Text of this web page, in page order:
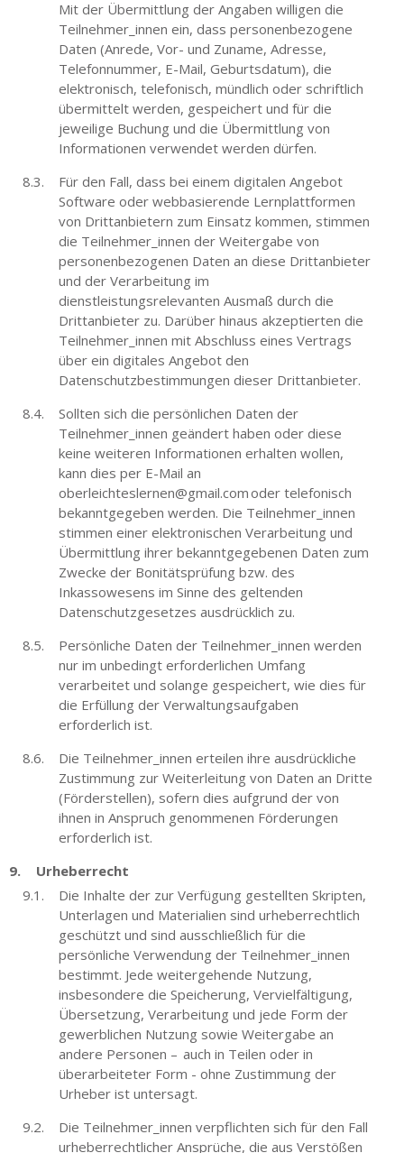
Mit der Übermittlung der Angaben willigen die
Teilnehmer_innen ein, dass personenbezogene
Daten (Anrede, Vor- und Zuname, Adresse,
Telefonnummer, E-Mail, Geburtsdatum), die
elektronisch, telefonisch, mündlich oder schriftlich
übermittelt werden, gespeichert und für die
jeweilige Buchung und die Übermittlung von
Informationen verwendet werden dürfen.
Für den Fall, dass bei einem digitalen Angebot
Software oder webbasierende Lernplattformen
von Drittanbietern zum Einsatz kommen, stimmen
die Teilnehmer_innen der Weitergabe von
personenbezogenen Daten an diese Drittanbieter
und der Verarbeitung im
dienstleistungsrelevanten Ausmaß durch die
Drittanbieter zu. Darüber hinaus akzeptierten die
Teilnehmer_innen mit Abschluss eines Vertrags
über ein digitales Angebot den
Datenschutzbestimmungen dieser Drittanbieter.
Sollten sich die persönlichen Daten der
Teilnehmer_innen geändert haben oder diese
keine weiteren Informationen erhalten wollen,
kann dies per E-Mail an
oberleichteslernen@gmail.com oder telefonisch
bekanntgegeben werden. Die Teilnehmer_innen
stimmen einer elektronischen Verarbeitung und
Übermittlung ihrer bekanntgegebenen Daten zum
Zwecke der Bonitätsprüfung bzw. des
Inkassowesens im Sinne des geltenden
Datenschutzgesetzes ausdrücklich zu.
Persönliche Daten der Teilnehmer_innen werden
nur im unbedingt erforderlichen Umfang
verarbeitet und solange gespeichert, wie dies für
die Erfüllung der Verwaltungsaufgaben
erforderlich ist.
Die Teilnehmer_innen erteilen ihre ausdrückliche
Zustimmung zur Weiterleitung von Daten an Dritte
(Förderstellen), sofern dies aufgrund der von
ihnen in Anspruch genommenen Förderungen
erforderlich ist.
Urheberrecht
Die Inhalte der zur Verfügung gestellten Skripten,
Unterlagen und Materialien sind urheberrechtlich
geschützt und sind ausschließlich für die
persönliche Verwendung der Teilnehmer_innen
bestimmt. Jede weitergehende Nutzung,
insbesondere die Speicherung, Vervielfältigung,
Übersetzung, Verarbeitung und jede Form der
gewerblichen Nutzung sowie Weitergabe an
andere Personen – auch in Teilen oder in
überarbeiteter Form - ohne Zustimmung der
Urheber ist untersagt.
Die Teilnehmer_innen verpflichten sich für den Fall
urheberrechtlicher Ansprüche, die aus Verstößen